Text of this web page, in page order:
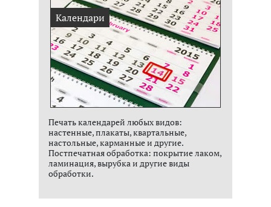
Календари
Печать календарей любых видов:
настенные, плакаты, квартальные,
настольные, карманные и другие.
Постпечатная обработка: покрытие лаком,
ламинация, вырубка и другие виды
обработки.